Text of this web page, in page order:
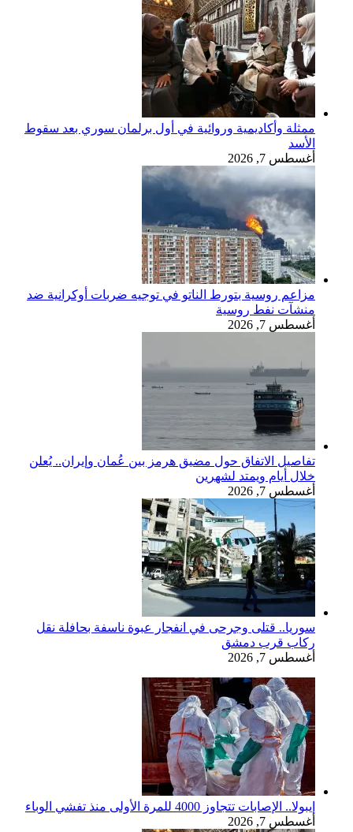
ممثلة وأكاديمية وروائية في أول برلمان سوري بعد سقوط
الأسد
أغسطس 7, 2026
مزاعم روسية بتورط الناتو في توجيه ضربات أوكرانية ضد
منشآت نفط روسية
أغسطس 7, 2026
تفاصيل الاتفاق حول مضيق هرمز بين عُمان وإيران.. يُعلن
خلال أيام ويمتد لشهرين
أغسطس 7, 2026
سوريا.. قتلى وجرحى في انفجار عبوة ناسفة بحافلة نقل
ركاب قرب دمشق
أغسطس 7, 2026
إيبولا.. الإصابات تتجاوز 4000 للمرة الأولى منذ تفشي الوباء
أغسطس 7, 2026